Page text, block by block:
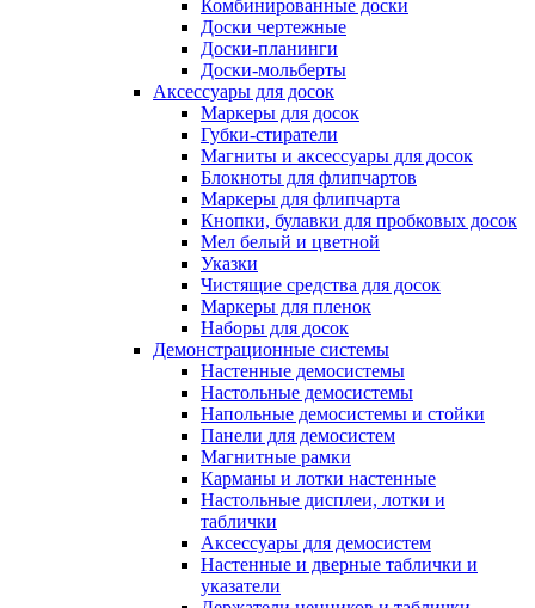
Комбинированные доски
Доски чертежные
Доски-планинги
Доски-мольберты
Аксессуары для досок
Маркеры для досок
Губки-стиратели
Магниты и аксессуары для досок
Блокноты для флипчартов
Маркеры для флипчарта
Кнопки, булавки для пробковых досок
Мел белый и цветной
Указки
Чистящие средства для досок
Маркеры для пленок
Наборы для досок
Демонстрационные системы
Настенные демосистемы
Настольные демосистемы
Напольные демосистемы и стойки
Панели для демосистем
Магнитные рамки
Карманы и лотки настенные
Настольные дисплеи, лотки и
таблички
Аксессуары для демосистем
Настенные и дверные таблички и
указатели